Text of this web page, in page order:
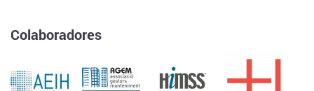
Colaboradores